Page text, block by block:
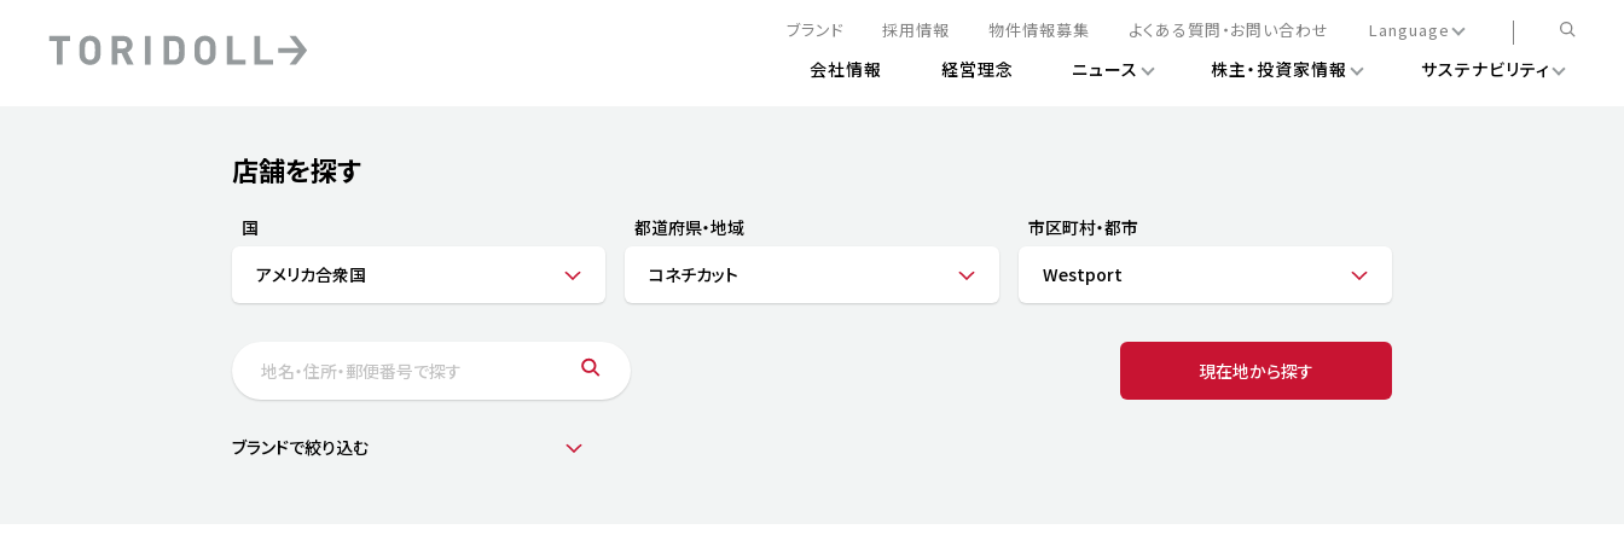
デジタルトランス
フォーメーション戦略
DXビジョン2028
有価証券報告書
財務情報
アナリストカバレッジ
株主優待について
粟田社長が語る
トリドールのサステナビリティ
コミュニケーション
資源循環に向けて
リスクマネジメント
サスティナビリティデータ
ブランド 採用情報 物件情報募集 よくある質問・お問い合わせ
Language
日本語
会社情報 経営理念 ニュース 株主・投資家情報 サステナビリティ
店舗を探す
国
アメリカ合衆国
都道府県・地域
コネチカット
市区町村・都市
Westport
Submit a search.
現在地から探す
ブランドで絞り込む